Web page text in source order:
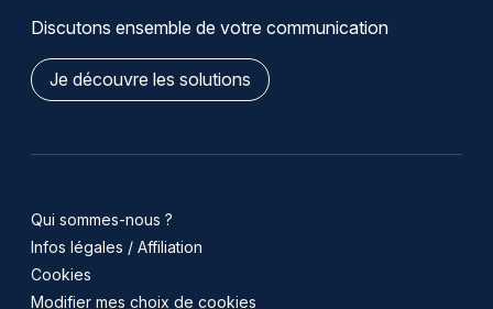
Discutons ensemble de votre communication
Je découvre les solutions
Qui sommes-nous ?
Infos légales / Affiliation
Cookies
Modifier mes choix de cookies